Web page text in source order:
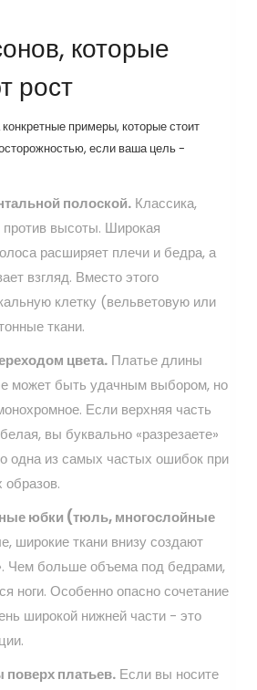
которые
рост
примеры, которые стоит
если ваша цель -
полоской. Классика,
против высоты. Широкая
расширяет плечи и бедра, а
взгляд. Вместо этого
клетку (вельветовую или
ткани.
цвета. Платье длины
может быть удачным выбором, но
Если верхняя часть
вы буквально «разрезаете»
одна из самых частых ошибок при
образов.
юбки (тюль, многослойные
широкие ткани внизу создают
Чем больше объема под бедрами,
ноги. Особенно опасно сочетание
широкой нижней части - это
поверх платьев. Если вы носите